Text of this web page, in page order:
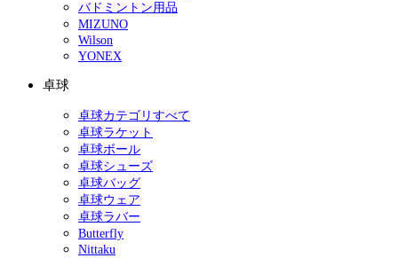
バドミントン用品
MIZUNO
Wilson
YONEX
卓球
卓球カテゴリすべて
卓球ラケット
卓球ボール
卓球シューズ
卓球バッグ
卓球ウェア
卓球ラバー
Butterfly
Nittaku